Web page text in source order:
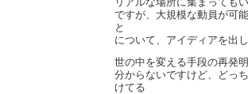
リアルな場所に集まっても
ですが、大規模な動員が可
と
について、アイディアを出
世の中を変える手段の再発
分からないですけど、どっ
けてる